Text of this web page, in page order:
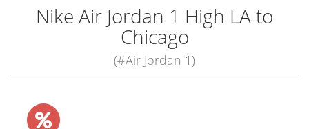
Nike Air Jordan 1 High LA to
Chicago
(#Air Jordan 1)